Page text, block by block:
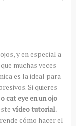
y en especial a
muchas veces
es la ideal para
Si quieres
cat eye en un ojo
vídeo tutorial.
cómo hacer el